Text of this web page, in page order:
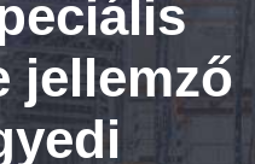
jellemző